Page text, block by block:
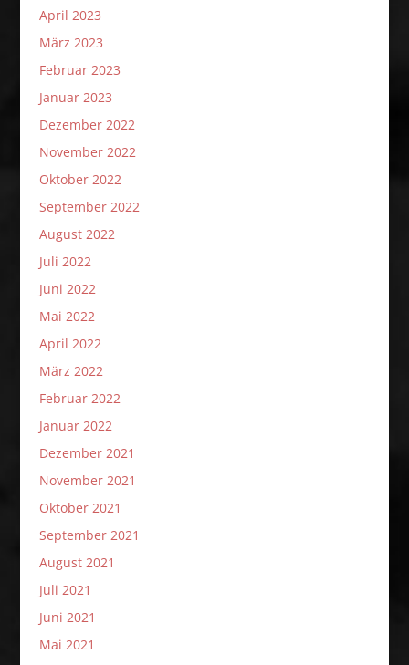
April 2023
März 2023
Februar 2023
Januar 2023
Dezember 2022
November 2022
Oktober 2022
September 2022
August 2022
Juli 2022
Juni 2022
Mai 2022
April 2022
März 2022
Februar 2022
Januar 2022
Dezember 2021
November 2021
Oktober 2021
September 2021
August 2021
Juli 2021
Juni 2021
Mai 2021